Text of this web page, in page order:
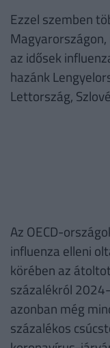
Ezzel szemben
az idősek
hazánk
Lettország,
Az OECD-
influenza elleni
körében az
százalékról
azonban még
százalékos